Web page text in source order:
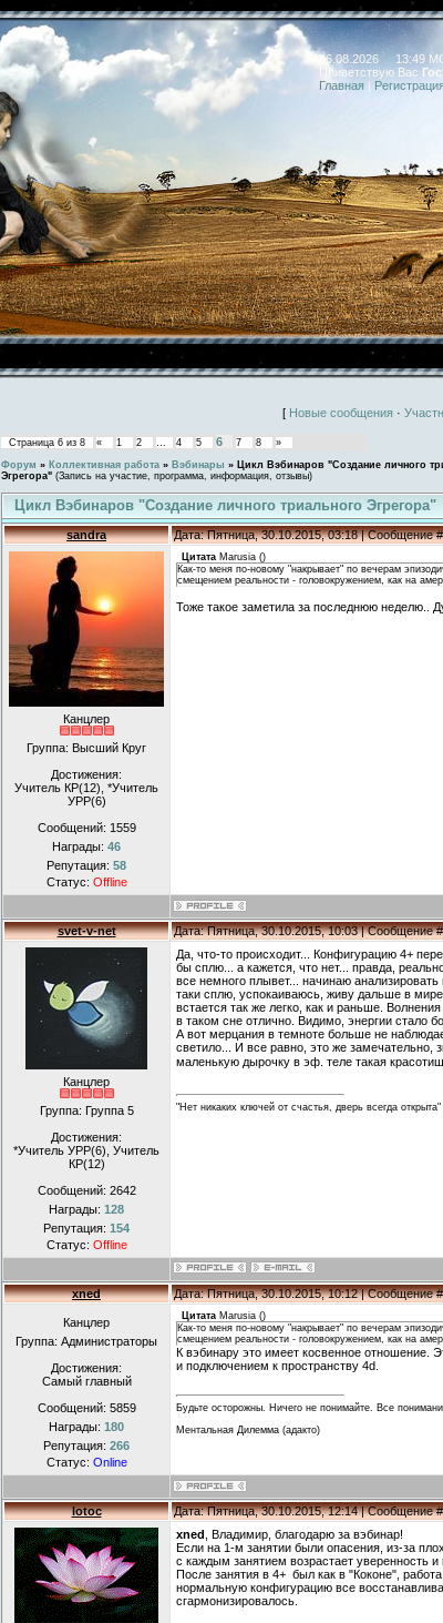
06.08.2026 13:49
Приветствую Вас
Главная |
[ Новые сообщения ·
Страница 6 из 8 « 1 2 … 4 5 6 7 8
»
Форум » Коллективная работа » Вэбинары » Цикл Вэбинаров "Создание личного
Эгрегора" (Запись на участие, программа, информация, отзывы)
Цикл Вэбинаров "Создание личного триального Эгрегора"
sandra Дата: Пятница, 30.10.2015, 03:18 | Сообщение
Канцлер
Группа: Высший Круг
Достижения:
Учитель КР(12), *Учитель
УРР(6)
Сообщений: 1559
Награды: 46
Репутация: 58
Статус: Offline
Цитата Marusia ()
Как-то меня по-новому "накрывает" по вечерам
смещением реальности - головокружением, как на
Тоже такое заметила за последнюю неделю..
svet-v-net Дата: Пятница, 30.10.2015, 10:03 | Сообщение
Канцлер
Группа: Группа 5
Достижения:
*Учитель УРР(6), Учитель
КР(12)
Сообщений: 2642
Награды: 128
Репутация: 154
Статус: Offline
Да, что-то происходит... Конфигурацию 4+
бы сплю... а кажется, что нет... правда,
все немного плывет... начинаю
таки сплю, успокаиваюсь, живу дальше в
встается так же легко, как и раньше.
в таком сне отлично. Видимо, энергии стало
А вот мерцания в темноте больше не
светило... И все равно, это же замечательно,
маленькую дырочку в эф. теле такая
"Нет никаких ключей от счастья, дверь всегда
xned Дата: Пятница, 30.10.2015, 10:12 | Сообщение
Канцлер
Группа: Администраторы
Достижения:
Самый главный
Сообщений: 5859
Награды: 180
Репутация: 266
Статус: Online
Цитата Marusia ()
Как-то меня по-новому "накрывает" по вечерам
смещением реальности - головокружением, как на
К вэбинару это имеет косвенное отношение.
и подключением к пространству 4d.
Будьте осторожны. Ничего не понимайте. Все
Ментальная Дилемма (адакто)
lotoc Дата: Пятница, 30.10.2015, 12:14 | Сообщение
xned , Владимир, благодарю за вэбинар!
Если на 1-м занятии были опасения, из-за
с каждым занятием возрастает уверенность
После занятия в 4+ был как в "Коконе",
нормальную конфигурацию все
сгармонизировалось.